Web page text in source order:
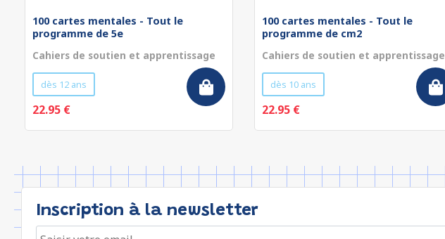
100 cartes mentales - Tout le
programme de 5e
Cahiers de soutien et apprentissage
dès 12 ans
22.95 €
100 cartes mentales - Tout le
programme de cm2
Cahiers de soutien et apprentissage
dès 10 ans
22.95 €
Inscription à la newsletter